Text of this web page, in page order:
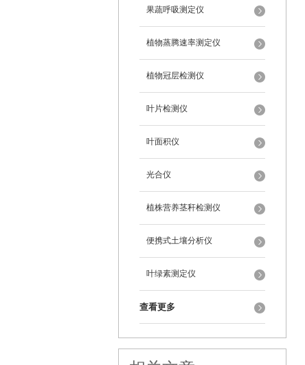
果蔬呼吸测定仪
植物蒸腾速率测定仪
植物冠层检测仪
叶片检测仪
叶面积仪
光合仪
植株营养茎秆检测仪
便携式土壤分析仪
叶绿素测定仪
查看更多